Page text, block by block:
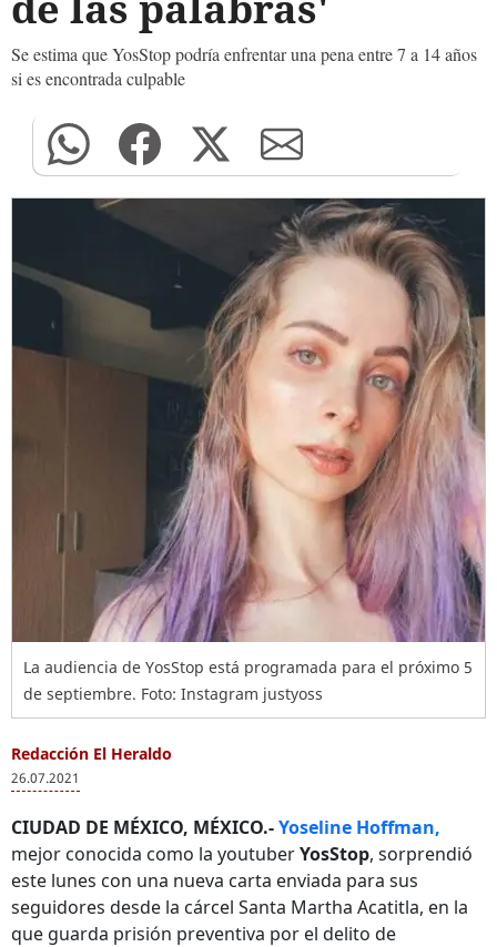
Se estima que YosStop podría enfrentar una pena entre 7 a 14 años
si es encontrada culpable
La audiencia de YosStop está programada para el próximo 5
de septiembre. Foto: Instagram justyoss
Redacción El Heraldo
26.07.2021
CIUDAD DE MÉXICO, MÉXICO.-Yoseline Hoffman,
mejor conocida como la youtuberYosStop, sorprendió
este lunes con una nueva carta enviada para sus
seguidores desde la cárcel Santa Martha Acatitla, en la
que guarda prisión preventiva por el delito de